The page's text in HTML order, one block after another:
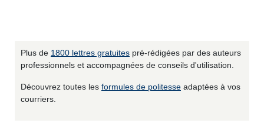
Plus de 1800 lettres gratuites pré-rédigées par des auteurs
professionnels et accompagnées de conseils d'utilisation.
Découvrez toutes les formules de politesse adaptées à vos
courriers.